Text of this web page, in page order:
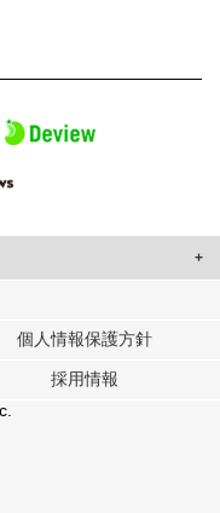
わせたコンテンツや広告の
に提供しています。
きに収集した他の情報を組み
個人情報保護方針
採用情報